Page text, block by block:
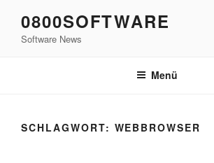
Inhalt
springen
0800SOFTWARE
Software News
Menü
SCHLAGWORT: WEBBROWSER